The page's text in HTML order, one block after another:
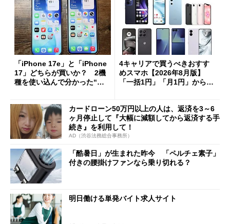
「iPhone 17e」と「iPhone
17」どちらが買いか？ 2機
種を使い込んで分かった“ス
4キャリアで買うべきおすす
めスマホ【2026年8月版】
「一括1円」「月1円」からお
カードローン50万円以上の人は、返済を3～6
ヶ月停止して『大幅に減額してから返済する手
続き』を利用して！
AD（渋谷法務総合事務所）
「酷暑日」が生まれた昨今 「ペルチェ素子」
付きの腰掛けファンなら乗り切れる？
明日働ける単発バイト求人サイト